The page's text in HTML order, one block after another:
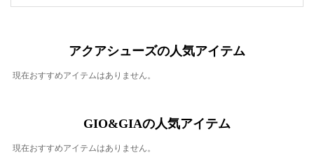
アクアシューズの人気アイテム
現在おすすめアイテムはありません。
GIO&GIAの人気アイテム
現在おすすめアイテムはありません。